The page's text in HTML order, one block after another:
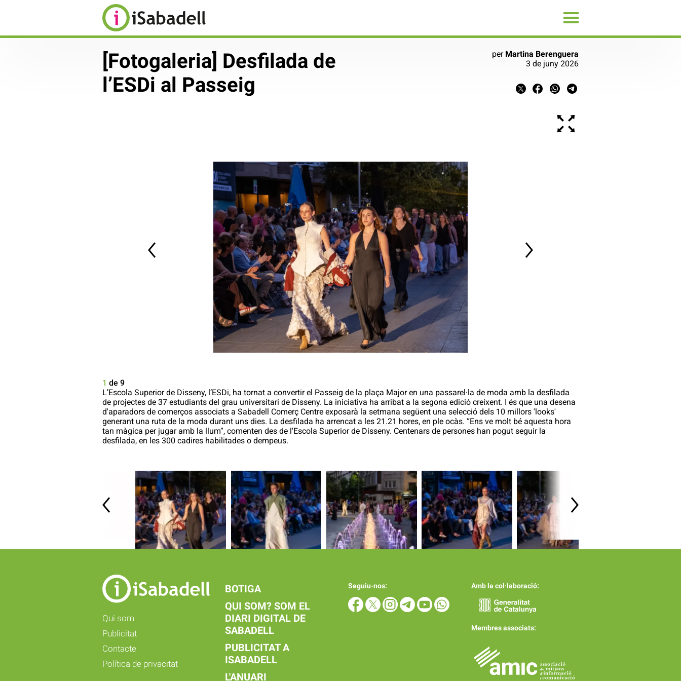
[Fotogaleria] Desfilada de
l’ESDi al Passeig
per Martina Berenguera
3 de juny 2026
1 de 9
L’Escola Superior de Disseny, l’ESDi, ha tornat a convertir el Passeig de la plaça Major en una passarel·la de moda amb la desfilada
de projectes de 37 estudiants del grau universitari de Disseny. La iniciativa ha arribat a la segona edició creixent. I és que una desena
d'aparadors de comerços associats a Sabadell Comerç Centre exposarà la setmana següent una selecció dels 10 millors 'looks'
generant una ruta de la moda durant uns dies. La desfilada ha arrencat a les 21.21 hores, en ple ocàs. “Ens ve molt bé aquesta hora
tan màgica per jugar amb la llum”, comenten des de l'Escola Superior de Disseny. Centenars de persones han pogut seguir la
desfilada, en les 300 cadires habilitades o dempeus.
Qui som
Publicitat
Contacte
Política de privacitat
BOTIGA
QUI SOM? SOM EL
DIARI DIGITAL DE
SABADELL
PUBLICITAT A
ISABADELL
L'ANUARI
Seguiu-nos: Amb la col·laboració:
Membres associats: